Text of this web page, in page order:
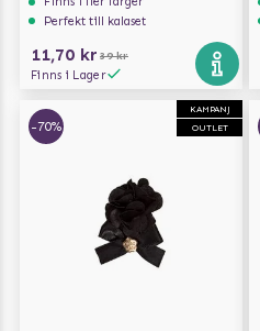
Perfekt till kalaset
11,70 kr 39 kr
Finns i Lager
KAMPANJ
OUTLET
-70%